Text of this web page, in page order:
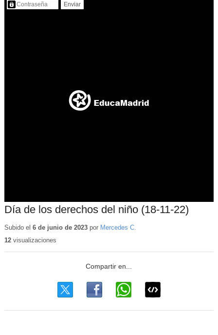
Contenido protegido…
Día de los derechos del niño (18-11-22)
Subido el 6 de junio de 2023por Mercedes C.
12visualizaciones